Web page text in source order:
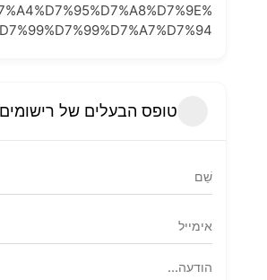
D7%99%D7%99%D7%A7%D7%94/
טופס הבעלים של רישומים